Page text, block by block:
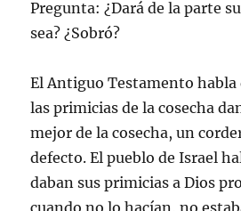
Pregunta: ¿Dará de la parte
sea? ¿Sobró?
El Antiguo Testamento habla
las primicias de la cosecha
mejor de la cosecha, un
defecto. El pueblo de Israel
daban sus primicias a Dios
cuando no lo hacían, no